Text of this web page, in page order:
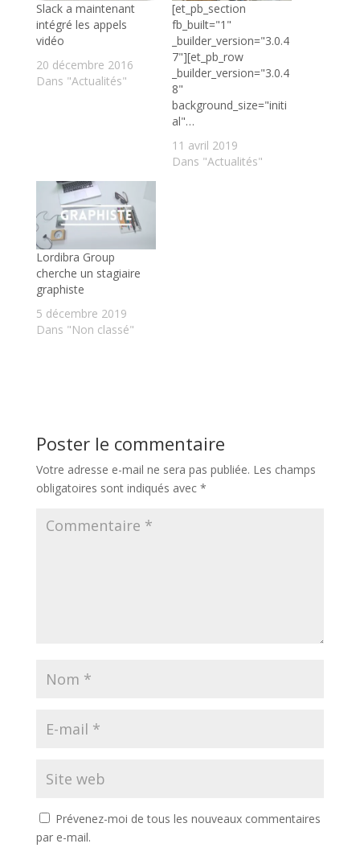
Slack a maintenant
intégré les appels
vidéo
20 décembre 2016
Dans "Actualités"
[et_pb_section
fb_built="1"
_builder_version="3.0.4
7"][et_pb_row
_builder_version="3.0.4
8"
background_size="initi
al"…
11 avril 2019
Dans "Actualités"
Lordibra Group
cherche un stagiaire
graphiste
5 décembre 2019
Dans "Non classé"
Poster le commentaire
Votre adresse e-mail ne sera pas publiée. Les champs
obligatoires sont indiqués avec *
Prévenez-moi de tous les nouveaux commentaires
par e-mail.